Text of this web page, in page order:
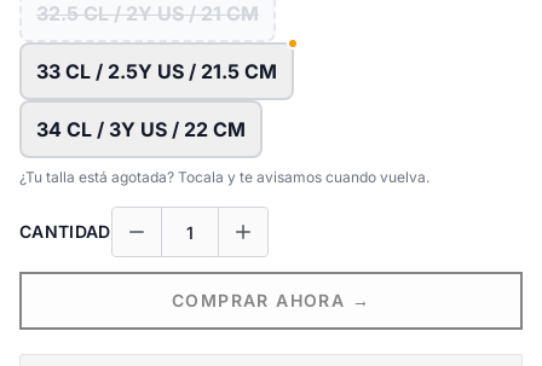
32.5 CL / 2Y US / 21 CM
33 CL / 2.5Y US / 21.5 CM
34 CL / 3Y US / 22 CM
¿Tu talla está agotada? Tocala y te avisamos cuando vuelva.
CANTIDAD
COMPRAR AHORA →